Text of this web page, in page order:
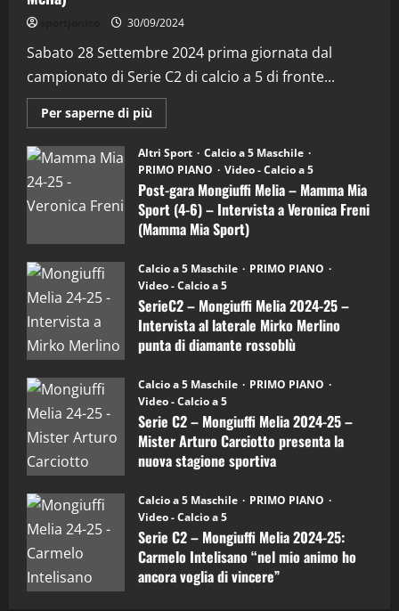
30/09/2024
Sabato 28 Settembre 2024 prima giornata dal
campionato di Serie C2 di calcio a 5 di fronte...
Per saperne di più
informazioni
Post-
gara
Mongiuffi
Melia
–
Mamma
Mia
Sport
6)
–
Intervista
a
mister
Arturo
Carciotto
(Mongiuffi
Altri Sport
Calcio a 5 Maschile
PRIMO PIANO
Video - Calcio a 5
Post-gara Mongiuffi Melia – Mamma Mia
Sport (4-6) – Intervista a Veronica Freni
(Mamma Mia Sport)
Calcio a 5 Maschile
PRIMO PIANO
Video - Calcio a 5
SerieC2 – Mongiuffi Melia 2024-25 –
Intervista al laterale Mirko Merlino
punta di diamante rossoblù
Calcio a 5 Maschile
PRIMO PIANO
Video - Calcio a 5
Serie C2 – Mongiuffi Melia 2024-25 –
Mister Arturo Carciotto presenta la
nuova stagione sportiva
Calcio a 5 Maschile
PRIMO PIANO
Video - Calcio a 5
Serie C2 – Mongiuffi Melia 2024-25:
Carmelo Intelisano “nel mio animo ho
ancora voglia di vincere”
2
“SportEmpire” in Podcast: 29^ Puntata
(Martedi 28 Aprile 2026)
28/04/2026
3
"SportEmpire" in Podcast
“SportEmpire” in Podcast: 28^ Puntata
(Martedi 21 Aprile 2026)
21/04/2026
“SportEmpire” in Podcast: 27^ Puntata
(Martedi 14 Aprile 2026)
15/04/2026
5
“SportEmpire” in Podcast: 26^ Puntata
(Martedi 07 Aprile 2026)
08/04/2026
“SportEmpire” in Podcast: 30^ Puntata
(Martedi 05 Maggio 2026)
08/05/2026